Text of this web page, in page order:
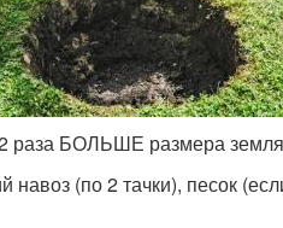
раза БОЛЬШЕ размера
(по 2 тачки), песок